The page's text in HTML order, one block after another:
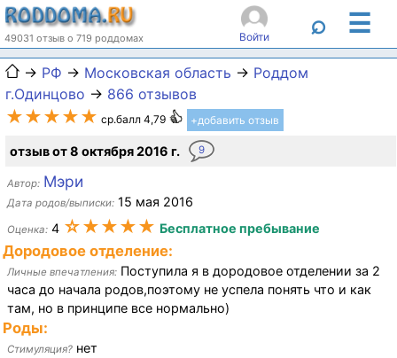
49031 отзыв о 719 роддомах Войти ⌕ ☰
→ РФ → Московская область → Роддом
г.Одинцово → 866 отзывов
★★★★★ ср.балл 4,79 +добавить отзыв
отзыв от 8 октября 2016 г. 9
Автор: Мэри
Дата родов/выписки: 15 мая 2016
Оценка: 4 ☆★★★★ Бесплатное пребывание
Дородовое отделение:
Личные впечатления: Поступила я в дородовое отделении за 2
часа до начала родов,поэтому не успела понять что и как
там, но в принципе все нормально)
Роды:
Стимуляция? нет